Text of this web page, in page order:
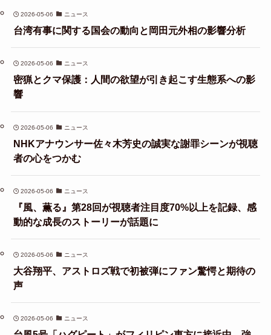
2026-05-06 ニュース
台湾有事に関する国会の動向と岡田元外相の影響分析
2026-05-06 ニュース
密猟とクマ保護：人間の欲望が引き起こす生態系への影
響
2026-05-06 ニュース
NHKアナウンサー佐々木芳史の誠実な謝罪シーンが視聴
者の心をつかむ
2026-05-06 ニュース
『風、薫る』第28回が視聴者注目度70%以上を記録、感
動的な成長のストーリーが話題に
2026-05-06 ニュース
大谷翔平、アストロズ戦で初被弾にファン驚愕と期待の
声
2026-05-06 ニュース